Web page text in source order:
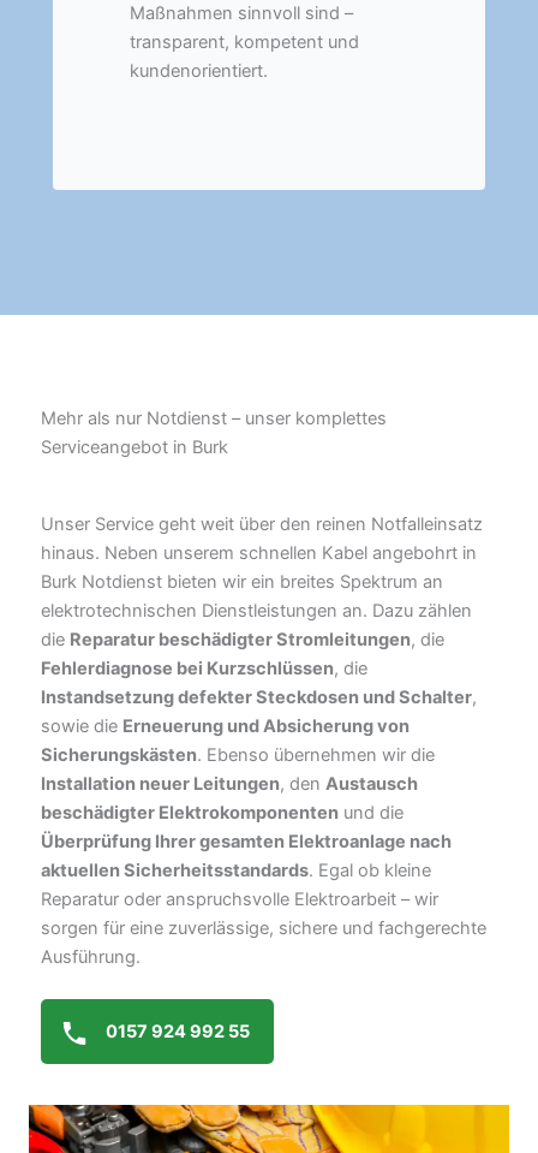
Maßnahmen sinnvoll sind –
transparent, kompetent und
kundenorientiert.
Mehr als nur Notdienst – unser komplettes
Serviceangebot in Burk
Unser Service geht weit über den reinen Notfalleinsatz
hinaus. Neben unserem schnellen Kabel angebohrt in
Burk Notdienst bieten wir ein breites Spektrum an
elektrotechnischen Dienstleistungen an. Dazu zählen
die Reparatur beschädigter Stromleitungen, die
Fehlerdiagnose bei Kurzschlüssen, die
Instandsetzung defekter Steckdosen und Schalter,
sowie die Erneuerung und Absicherung von
Sicherungskästen. Ebenso übernehmen wir die
Installation neuer Leitungen, den Austausch
beschädigter Elektrokomponenten und die
Überprüfung Ihrer gesamten Elektroanlage nach
aktuellen Sicherheitsstandards. Egal ob kleine
Reparatur oder anspruchsvolle Elektroarbeit – wir
sorgen für eine zuverlässige, sichere und fachgerechte
Ausführung.
0157 924 992 55